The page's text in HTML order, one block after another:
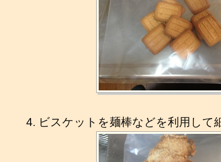
ビスケットを麺棒などを利用して